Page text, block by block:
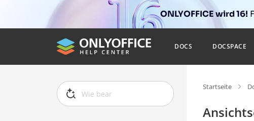
ONLYOFFICE wird 16!
DOCS DOCSPACE
Startseite